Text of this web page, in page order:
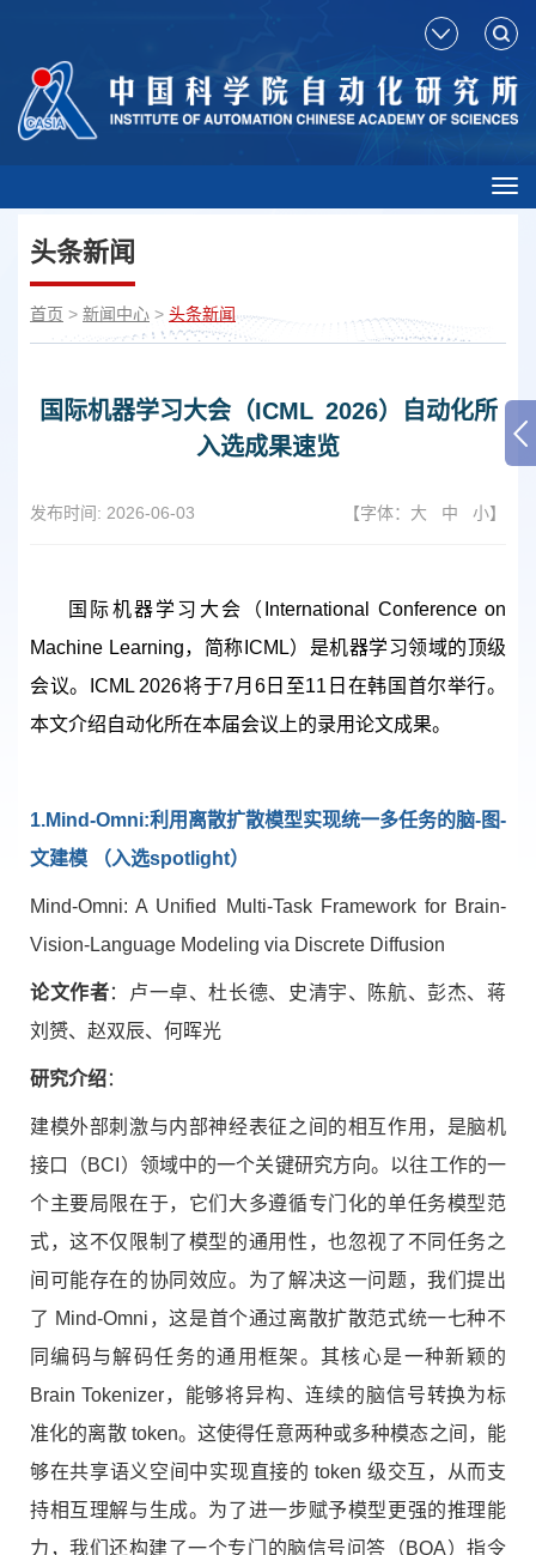
头条新闻
首页 > 新闻中心 > 头条新闻
国际机器学习大会（ICML 2026）自动化所
入选成果速览
发布时间: 2026-06-03 【字体： 大 中 小】
国际机器学习大会（International Conference on
Machine Learning，简称ICML）是机器学习领域的顶级
会议。ICML 2026将于7月6日至11日在韩国首尔举行。
本文介绍自动化所在本届会议上的录用论文成果。
1.Mind-Omni:利用离散扩散模型实现统一多任务的脑-图-
文建模 （入选spotlight）
Mind-Omni: A Unified Multi-Task Framework for Brain-
Vision-Language Modeling via Discrete Diffusion
论文作者：卢一卓、杜长德、史清宇、陈航、彭杰、蒋
刘赟、赵双辰、何晖光
研究介绍：
建模外部刺激与内部神经表征之间的相互作用，是脑机
接口（BCI）领域中的一个关键研究方向。以往工作的一
个主要局限在于，它们大多遵循专门化的单任务模型范
式，这不仅限制了模型的通用性，也忽视了不同任务之
间可能存在的协同效应。为了解决这一问题，我们提出
了 Mind-Omni，这是首个通过离散扩散范式统一七种不
同编码与解码任务的通用框架。其核心是一种新颖的
Brain Tokenizer，能够将异构、连续的脑信号转换为标
准化的离散 token。这使得任意两种或多种模态之间，能
够在共享语义空间中实现直接的 token 级交互，从而支
持相互理解与生成。为了进一步赋予模型更强的推理能
力，我们还构建了一个专门的脑信号问答（BQA）指令